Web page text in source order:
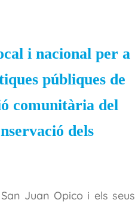
i nacional per a
públiques de
comunitària del
dels
Juan Opico i els seus